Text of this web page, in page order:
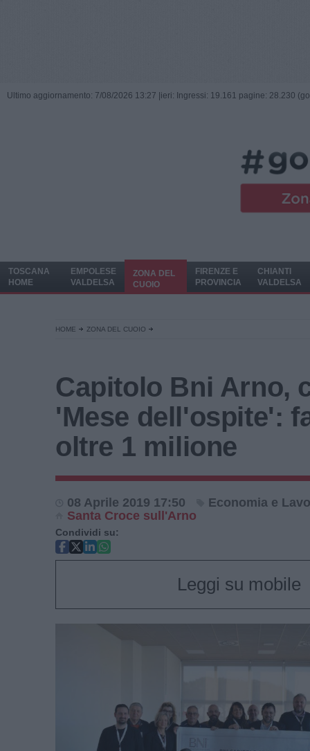
Ultimo aggiornamento: 7/08/2026 13:27 | ieri: Ingressi: 19.161 pagine: 28.230
TOSCANA
HOME
EMPOLESE
VALDELSA
ZONA DEL
CUOIO
FIRENZE E
PROVINCIA
CHIANTI
VALDELSA
HOME ZONA DEL CUOIO
Capitolo Bni Arno,
'Mese dell'ospite':
oltre 1 milione
08 Aprile 2019 17:50
Economia e
Santa Croce sull'Arno
Condividi su:
Leggi su mobile